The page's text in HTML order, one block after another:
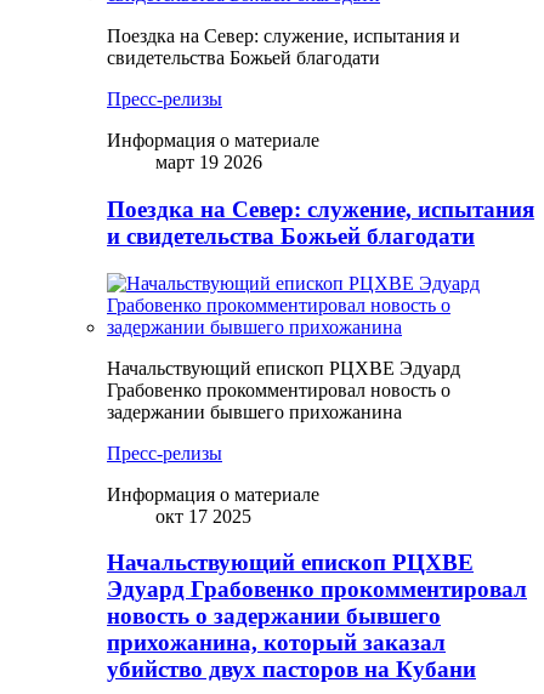
Поездка на Север: служение, испытания и
свидетельства Божьей благодати
Пресс-релизы
Информация о материале
март 19 2026
Поездка на Север: служение, испытания
и свидетельства Божьей благодати
Начальствующий епископ РЦХВЕ Эдуард
Грабовенко прокомментировал новость о
задержании бывшего прихожанина
Пресс-релизы
Информация о материале
окт 17 2025
Начальствующий епископ РЦХВЕ
Эдуард Грабовенко прокомментировал
новость о задержании бывшего
прихожанина, который заказал
убийство двух пасторов на Кубани